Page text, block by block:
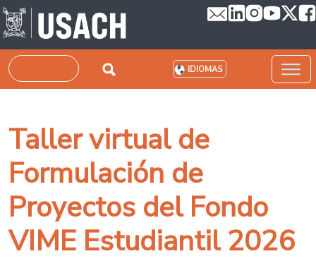
Pasar al contenido principal
Buscar IDIOMAS
Taller virtual de
Formulación de
Proyectos del Fondo
VIME Estudiantil 2026